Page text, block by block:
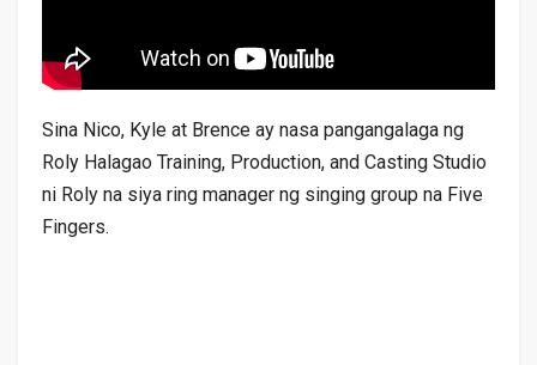
Sina Nico, Kyle at Brence ay nasa pangangalaga ng
Roly Halagao Training, Production, and Casting Studio
ni Roly na siya ring manager ng singing group na Five
Fingers.